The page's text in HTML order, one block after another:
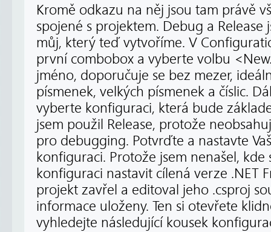
Kromě odkazu na něj jsou tam právě
spojené s projektem. Debug a Release
můj, který teď vytvoříme. V
první combobox a vyberte volbu
jméno, doporučuje se bez mezer,
písmenek, velkých písmenek a číslic.
vyberte konfiguraci, která bude
jsem použil Release, protože
pro debugging. Potvrďte a nastavte
konfiguraci. Protože jsem nenašel,
konfiguraci nastavit cílená verze .NET
projekt zavřel a editoval jeho .csproj
informace uloženy. Ten si otevřete
vyhledejte následující kousek